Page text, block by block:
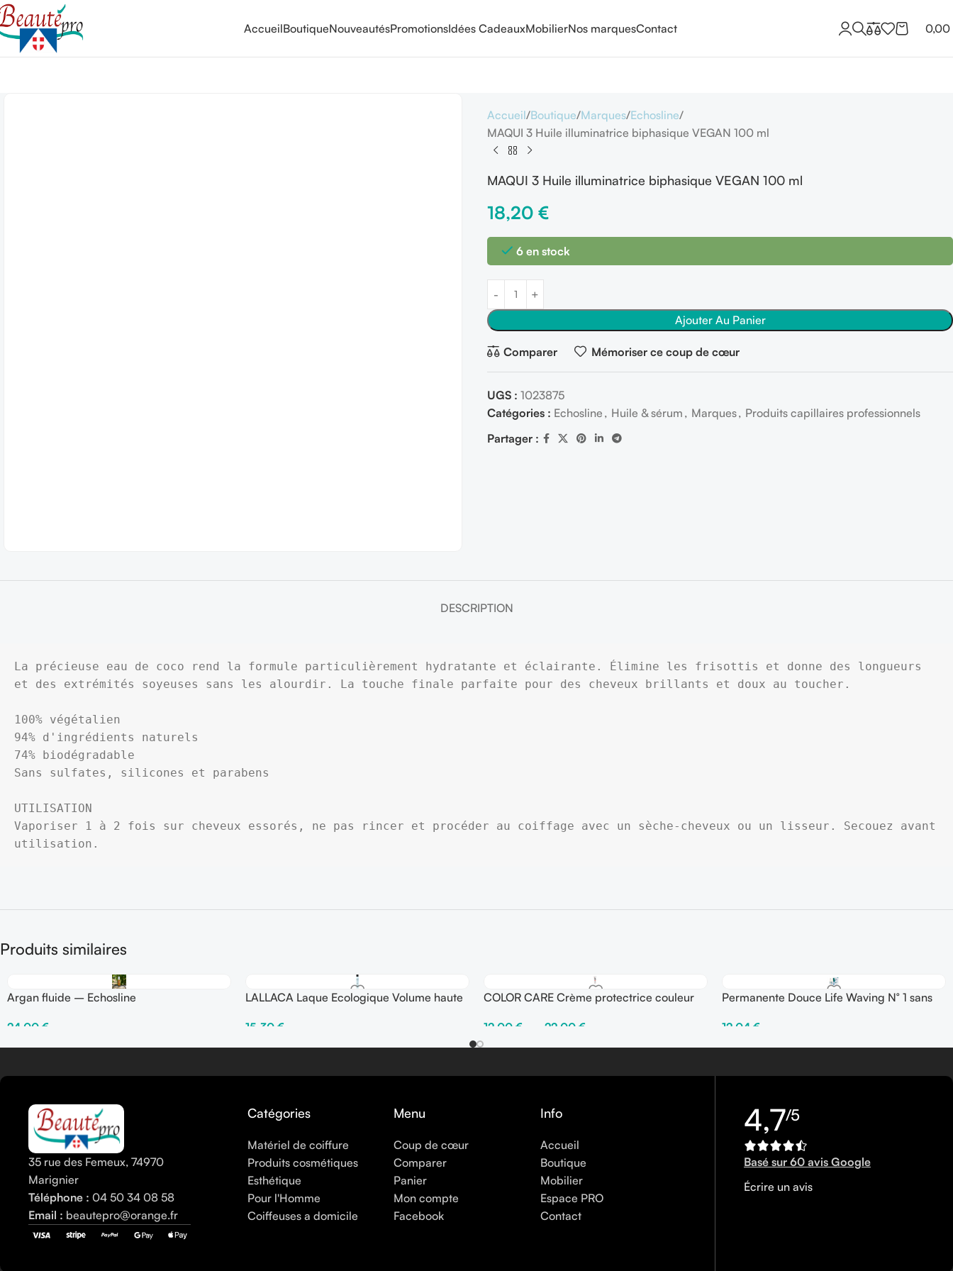
AccueilBoutiqueNouveautésPromotionsIdées CadeauxMobilierNos marquesContact 0,00
Accueil Boutique Marques Echosline
MAQUI 3 Huile illuminatrice biphasique VEGAN 100 ml
MAQUI 3 Huile illuminatrice biphasique VEGAN 100 ml
18,20 €
6 en stock
Ajouter Au Panier
Comparer Mémoriser ce coup de cœur
UGS : 1023875
Catégories : Echosline , Huile & sérum , Marques, Produits capillaires professionnels
Partager :
DESCRIPTION
La précieuse eau de coco rend la formule particulièrement hydratante et éclairante. Élimine les frisottis et donne des longueurs
et des extrémités soyeuses sans les alourdir. La touche finale parfaite pour des cheveux brillants et doux au toucher.
100% végétalien
94% d'ingrédients naturels
74% biodégradable
Sans sulfates, silicones et parabens
UTILISATION
Vaporiser 1 à 2 fois sur cheveux essorés, ne pas rincer et procéder au coiffage avec un sèche-cheveux ou un lisseur. Secouez avant
utilisation.
Produits similaires
Argan fluide – Echosline
24,00 €
Ajouter Au Panier
LALLACA Laque Ecologique Volume haute
15,30 €
Ajouter Au Panier
COLOR CARE Crème protectrice couleur
12,00 € 22,00 €
Choix Des Options
Permanente Douce Life Waving N° 1 sans
12,04 €
Ajouter Au Panier
35 rue des Femeux, 74970
Marignier
Téléphone : 04 50 34 08 58
Email : beautepro@orange.fr
Catégories
Matériel de coiffure
Produits cosmétiques
Esthétique
Pour l'Homme
Coiffeuses a domicile
Menu
Coup de cœur
Comparer
Panier
Mon compte
Facebook
Info
Accueil
Boutique
Mobilier
Espace PRO
Contact
4,7/5
Basé sur 60 avis Google
Écrire un avis